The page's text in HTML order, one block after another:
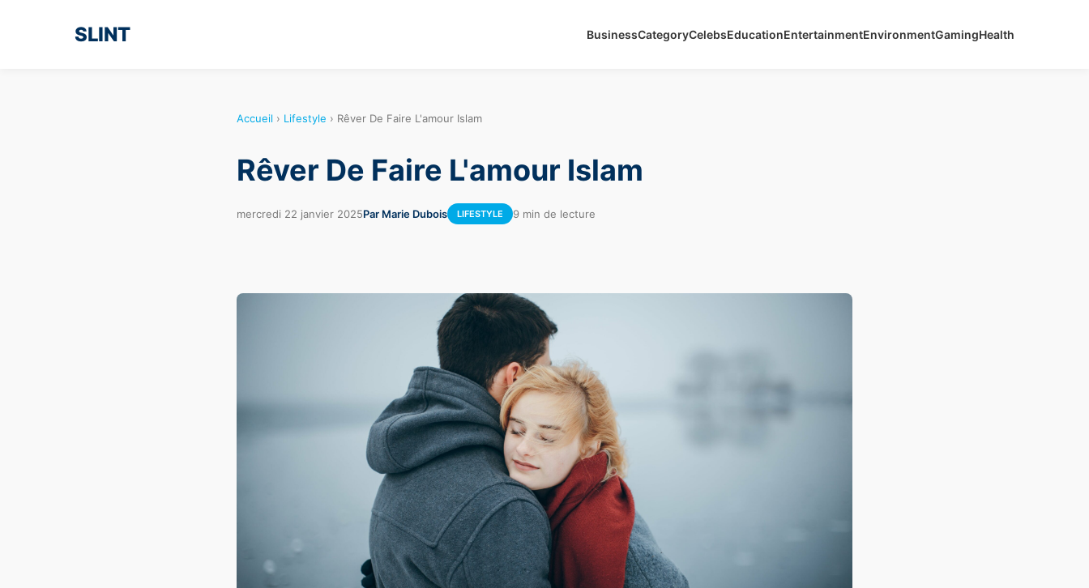
SLINT BusinessCategoryCelebsEducationEntertainmentEnvironmentGamingHealth
Accueil › Lifestyle › Rêver De Faire L'amour Islam
Rêver De Faire L'amour Islam
mercredi 22 janvier 2025Par Marie Dubois LIFESTYLE 9 min de lecture